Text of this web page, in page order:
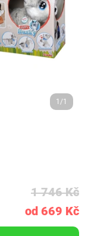
1/1
1 746 Kč
od 669 Kč